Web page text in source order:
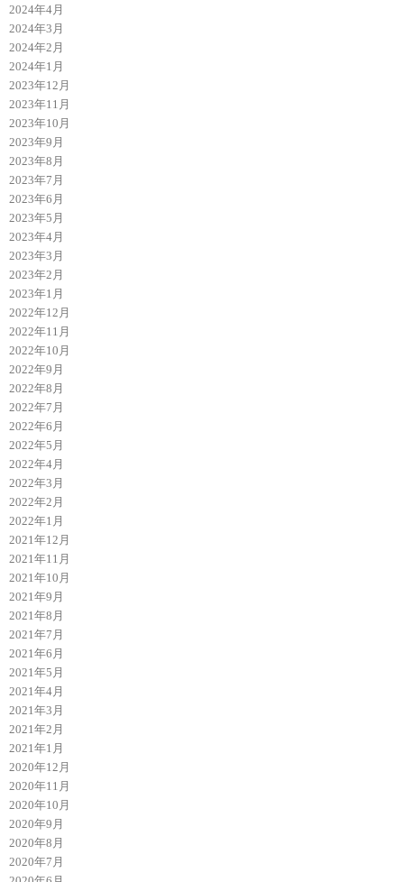
2024年4月
2024年3月
2024年2月
2024年1月
2023年12月
2023年11月
2023年10月
2023年9月
2023年8月
2023年7月
2023年6月
2023年5月
2023年4月
2023年3月
2023年2月
2023年1月
2022年12月
2022年11月
2022年10月
2022年9月
2022年8月
2022年7月
2022年6月
2022年5月
2022年4月
2022年3月
2022年2月
2022年1月
2021年12月
2021年11月
2021年10月
2021年9月
2021年8月
2021年7月
2021年6月
2021年5月
2021年4月
2021年3月
2021年2月
2021年1月
2020年12月
2020年11月
2020年10月
2020年9月
2020年8月
2020年7月